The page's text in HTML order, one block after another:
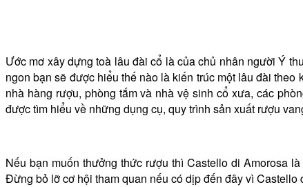
​Ước mơ xây dựng toà lâu đài cổ là của chủ nhân người Ý
ngon bạn sẽ được hiểu thế nào là kiến trúc một lâu đài
nhà hàng rượu, phòng tắm và nhà vệ sinh cổ xưa, các
được tìm hiểu về những dụng cụ, quy trình sản xuất rượu
Nếu bạn muốn thưởng thức rượu thì Castello di Amorosa
Đừng bỏ lỡ cơ hội tham quan nếu có dịp đến đây vì Castello